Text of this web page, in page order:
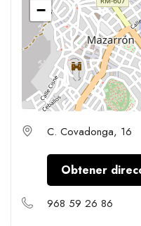
−
C. Covadonga, 16
Obtener
968 59 26 86